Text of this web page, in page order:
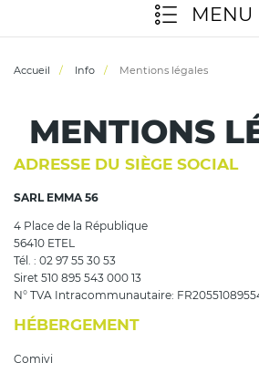
MENU
Accueil Info Mentions légales
MENTIONS
ADRESSE DU SIÈGE SOCIAL
SARL EMMA 56
4 Place de la République
56410 ETEL
Tél. : 02 97 55 30 53
Siret 510 895 543 000 13
N° TVA Intracommunautaire:
HÉBERGEMENT
Comivi